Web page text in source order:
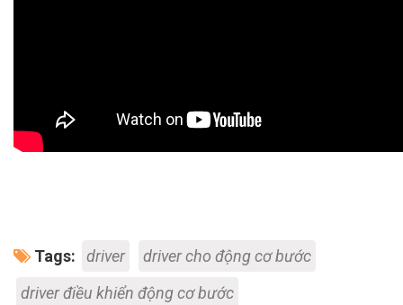
Tags: driver
driver cho động cơ bước
driver điều khiển động cơ bước